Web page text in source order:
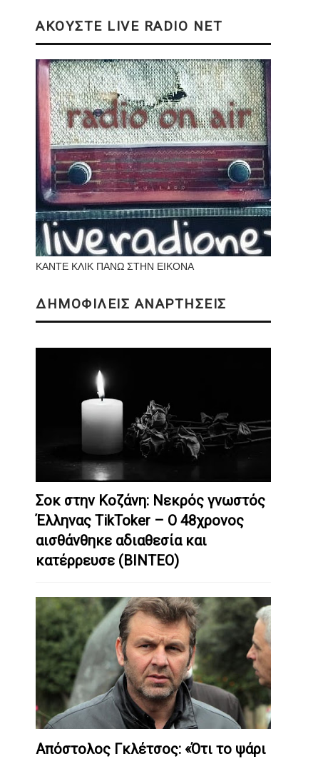
ΑΚΟΥΣΤΕ LIVE RADIO NET
ΚΑΝΤΕ ΚΛΙΚ ΠΑΝΩ ΣΤΗΝ ΕΙΚΟΝΑ
ΔΗΜΟΦΙΛΕΙΣ ΑΝΑΡΤΗΣΕΙΣ
Σοκ στην Κοζάνη: Nεκρός γνωστός
Έλληνας TikToker – Ο 48χρονος
αισθάνθηκε αδιαθεσία και
κατέρρευσε (ΒΙΝΤΕΟ)
Απόστολος Γκλέτσος: «Ότι το ψάρι